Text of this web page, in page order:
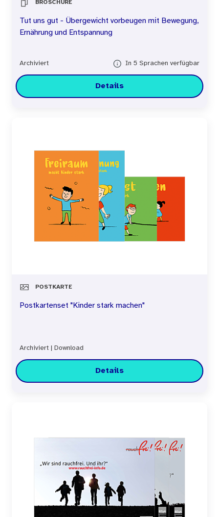
BROSCHÜRE
Tut uns gut - Übergewicht vorbeugen mit Bewegung,
Ernährung und Entspannung
Archiviert In 5 Sprachen verfügbar
Details
POSTKARTE
Postkartenset "Kinder stark machen"
Archiviert Download
Details